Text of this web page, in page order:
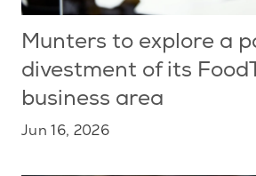
Munters to explore a
divestment of its
business area
Jun 16, 2026